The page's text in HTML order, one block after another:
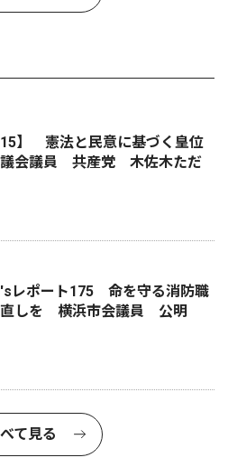
】 憲法と民意に基づく皇位
会議員 共産党 木佐木ただ
レポート175 命を守る消防職
直しを 横浜市会議員 公明
て見る